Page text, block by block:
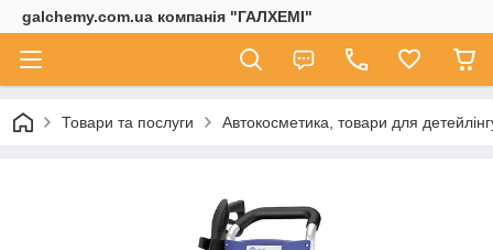
galchemy.com.ua компанія "ГАЛХЕМІ"
Товари та послуги Автокосметика, товари для